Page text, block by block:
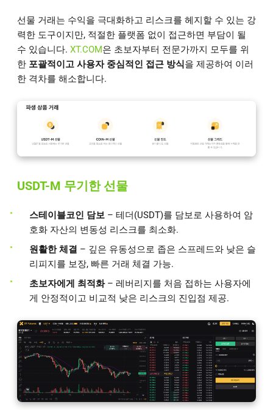
선물 거래는 수익을 극대화하고 리스크를 헤지할 수 있는 강
력한 도구이지만, 적절한 플랫폼 없이 접근하면 부담이 될
수 있습니다. XT.COM은 초보자부터 전문가까지 모두를 위
한 포괄적이고 사용자 중심적인 접근 방식을 제공하여 이러
한 격차를 해소합니다.
USDT-M 무기한 선물
스테이블코인 담보 – 테더(USDT)를 담보로 사용하여 암
호화 자산의 변동성 리스크를 최소화.
원활한 체결 – 깊은 유동성으로 좁은 스프레드와 낮은 슬
리피지를 보장, 빠른 거래 체결 가능.
초보자에게 최적화– 레버리지를 처음 접하는 사용자에
게 안정적이고 비교적 낮은 리스크의 진입점 제공.